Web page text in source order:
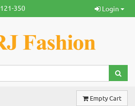
350 Login
Empty Cart